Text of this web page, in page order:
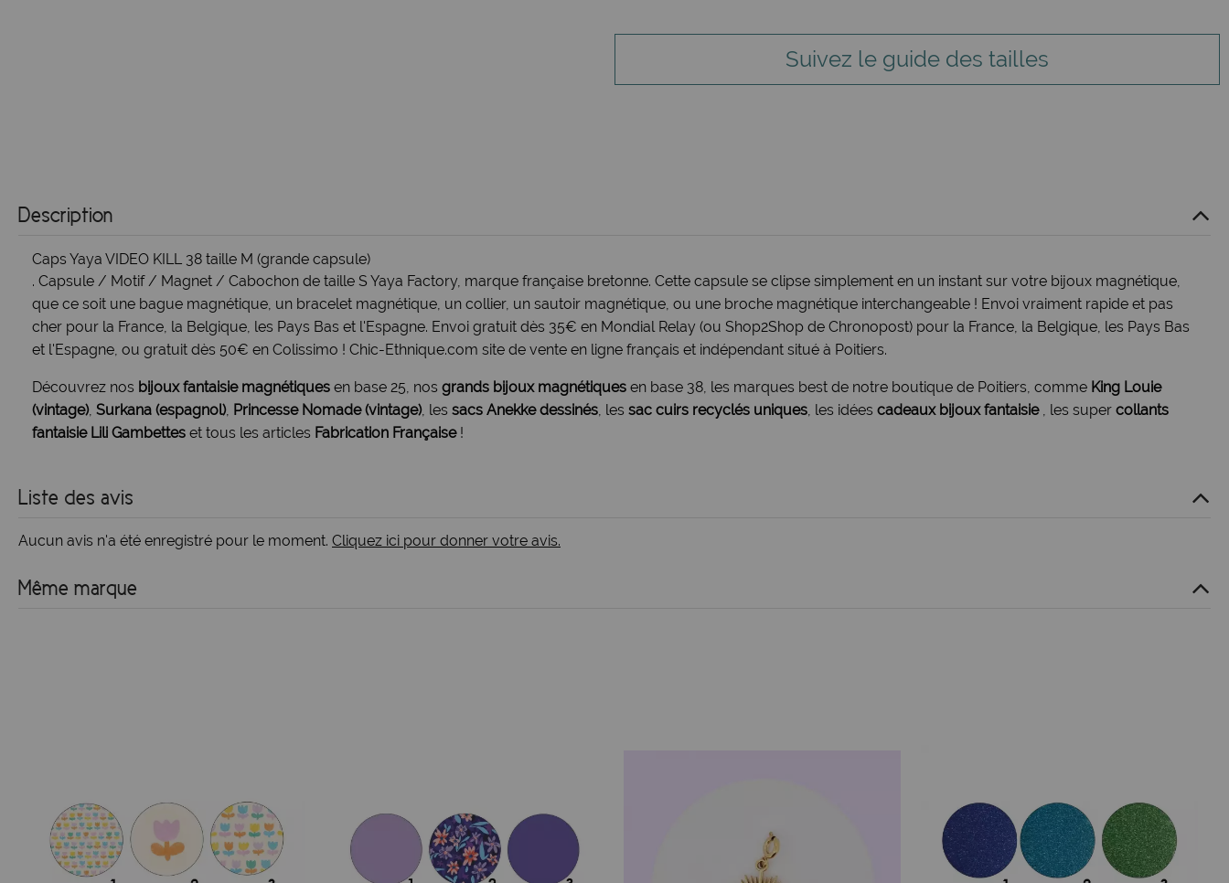
Suivez le guide des tailles
Description
Caps Yaya VIDEO KILL 38 taille M (grande capsule)
. Capsule / Motif / Magnet / Cabochon de taille S Yaya Factory, marque française bretonne. Cette capsule se clipse simplement en un instant sur votre bijoux magnétique,
que ce soit une bague magnétique, un bracelet magnétique, un collier, un sautoir magnétique, ou une broche magnétique interchangeable ! Envoi vraiment rapide et pas
cher pour la France, la Belgique, les Pays Bas et l'Espagne. Envoi gratuit dès 35€ en Mondial Relay (ou Shop2Shop de Chronopost) pour la France, la Belgique, les Pays Bas
et l'Espagne, ou gratuit dès 50€ en Colissimo ! Chic-Ethnique.com site de vente en ligne français et indépendant situé à Poitiers.
Découvrez nos bijoux fantaisie magnétiques en base 25, nos grands bijoux magnétiques en base 38, les marques best de notre boutique de Poitiers , comme King Louie
(vintage), Surkana (espagnol), Princesse Nomade (vintage), les sacs Anekke dessinés , les sac cuirs recyclés uniques , les idées cadeaux bijoux fantaisie , les super collants
fantaisie Lili Gambettes et tous les articles Fabrication Française!
Liste des avis
Aucun avis n'a été enregistré pour le moment. Cliquez ici pour donner votre avis.
Même marque